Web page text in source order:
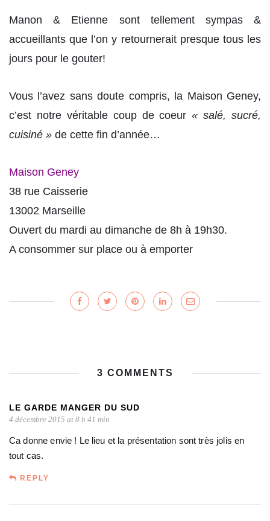
Manon & Etienne sont tellement sympas &
accueillants que l’on y retournerait presque tous les
jours pour le gouter!
Vous l’avez sans doute compris, la Maison Geney,
c’est notre véritable coup de coeur« salé, sucré,
cuisiné » de cette fin d’année…
Maison Geney
38 rue Caisserie
13002 Marseille
Ouvert du mardi au dimanche de 8h à 19h30.
A consommer sur place ou à emporter
3 COMMENTS
LE GARDE MANGER DU SUD
4 décembre 2015 at 8 h 41 min
Ca donne envie ! Le lieu et la présentation sont très jolis en
tout cas.
REPLY